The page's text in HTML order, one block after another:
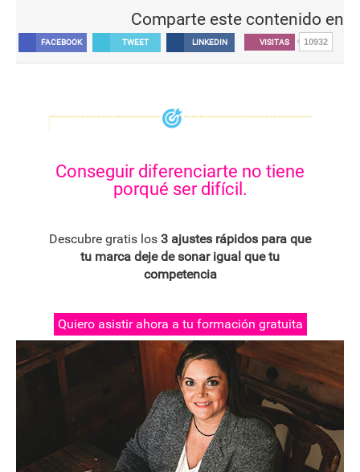
Comparte este contenido en
FACEBOOK TWEET LINKEDIN VISITAS 10932
Conseguir diferenciarte no tiene
porqué ser difícil.
Descubre gratis los 3 ajustes rápidos para que
tu marca deje de sonar igual que tu
competencia
Quiero asistir ahora a tu formación gratuita